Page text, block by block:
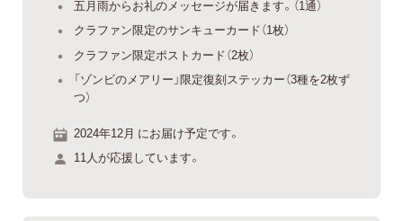
五月雨からお礼のメッセージが届きます。（1通）
クラファン限定のサンキューカード（1枚）
クラファン限定ポストカード（2枚）
「ゾンビのメアリー」限定復刻ステッカー（3種を2枚ず
つ）
2024年12月 にお届け予定です。
11人が応援しています。